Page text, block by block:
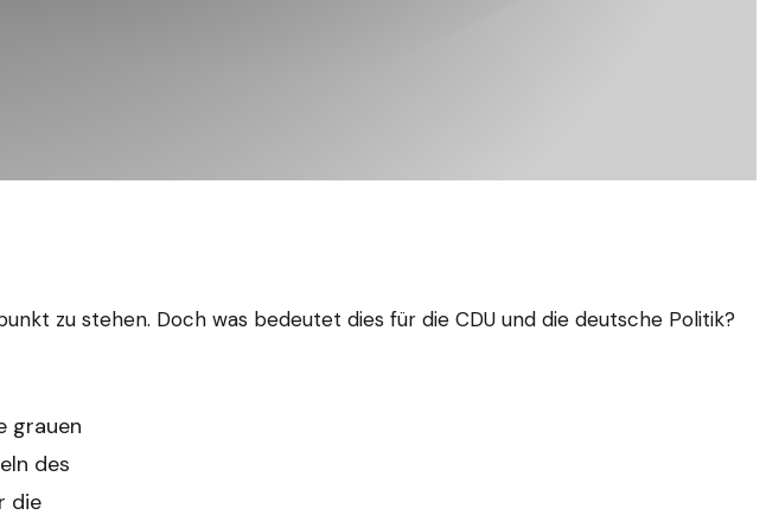
zu stehen. Doch was bedeutet dies für die CDU und die deutsche Politik?
grauen
des
die